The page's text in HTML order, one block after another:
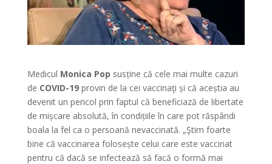
Medicul Monica Pop susține că cele mai multe cazuri
de COVID-19 provin de la cei vaccinaţi și că aceștia au
devenit un pericol prin faptul că beneficiază de libertate
de mișcare absolută, în condițiile în care pot răspândi
boala la fel ca o persoană nevaccinată. „Ştim foarte
bine că vaccinarea folosește celui care este vaccinat
pentru că dacă se infectează să facă o formă mai